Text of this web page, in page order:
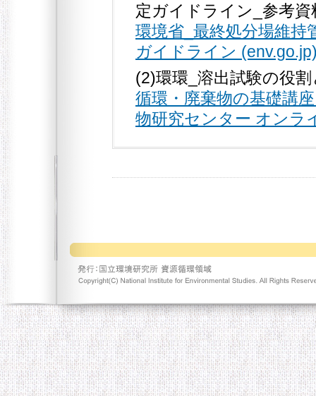
定ガイドライン_参考資
環境省_最終処分場維持
ガイドライン
(2)環環_溶出試験の役
循環・廃棄物の基礎講
物研究センター オンラ